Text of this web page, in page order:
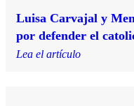
Luisa Carvajal y
por defender el
Lea el artículo